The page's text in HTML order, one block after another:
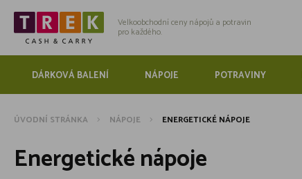
Velkoobchodní ceny nápojů a potravin
pro každého.
DÁRKOVÁ BALENÍ NÁPOJE POTRAVINY
ÚVODNÍ STRÁNKA NÁPOJE ENERGETICKÉ NÁPOJE
Energetické nápoje